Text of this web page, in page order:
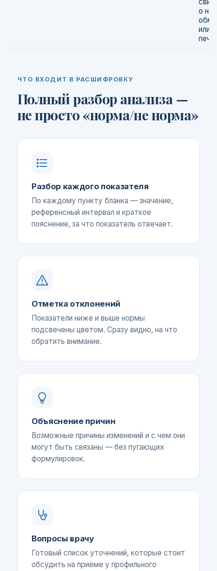
о
или
ЧТО ВХОДИТ В РАСШИФРОВКУ
Полный разбор анализа —
не просто «норма/не норма»
Разбор каждого показателя
По каждому пункту бланка — значение,
референсный интервал и краткое
пояснение, за что показатель отвечает.
Отметка отклонений
Показатели ниже и выше нормы
подсвечены цветом. Сразу видно, на что
обратить внимание.
Объяснение причин
Возможные причины изменений и с чем они
могут быть связаны — без пугающих
формулировок.
Вопросы врачу
Готовый список уточнений, которые стоит
обсудить на приёме у профильного